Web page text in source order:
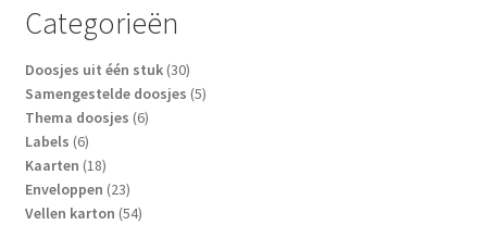
Categorieën
Doosjes uit één stuk 3030
producten
Samengestelde doosjes 55
Thema doosjes 66
Labels 66
producten
Kaarten 1818
producten
Enveloppen 2323
producten
Vellen karton 5454